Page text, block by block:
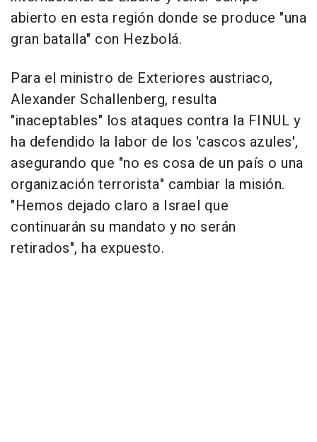
abierto en esta región donde se produce "una
gran batalla" con Hezbolá.
Para el ministro de Exteriores austriaco,
Alexander Schallenberg, resulta
"inaceptables" los ataques contra la FINUL y
ha defendido la labor de los 'cascos azules',
asegurando que "no es cosa de un país o una
organización terrorista" cambiar la misión.
"Hemos dejado claro a Israel que
continuarán su mandato y no serán
retirados", ha expuesto.